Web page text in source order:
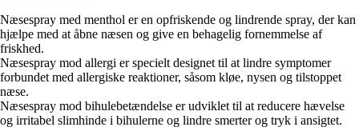
Næsespray med menthol er en opfriskende og lindrende spray, der kan
hjælpe med at åbne næsen og give en behagelig fornemmelse af
friskhed.
Næsespray mod allergi er specielt designet til at lindre symptomer
forbundet med allergiske reaktioner, såsom kløe, nysen og tilstoppet
næse.
Næsespray mod bihulebetændelse er udviklet til at reducere hævelse
og irritabel slimhinde i bihulerne og lindre smerter og tryk i ansigtet.